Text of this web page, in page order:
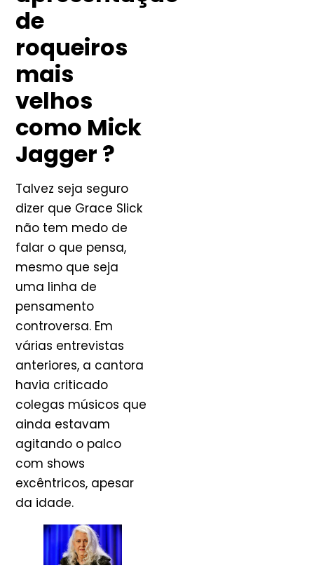
de
roqueiros
mais
velhos
como Mick
Jagger ?
Talvez seja seguro
dizer que Grace Slick
não tem medo de
falar o que pensa,
mesmo que seja
uma linha de
pensamento
controversa. Em
várias entrevistas
anteriores, a cantora
havia criticado
colegas músicos que
ainda estavam
agitando o palco
com shows
excêntricos, apesar
da idade.